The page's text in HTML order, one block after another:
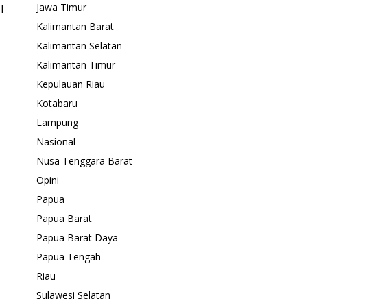
Jawa Timur
Kalimantan Barat
Kalimantan Selatan
Kalimantan Timur
Kepulauan Riau
Kotabaru
Lampung
Nasional
Nusa Tenggara Barat
Opini
Papua
Papua Barat
Papua Barat Daya
Papua Tengah
Riau
Sulawesi Selatan